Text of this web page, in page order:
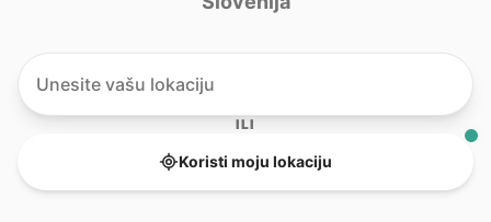
ILI
Koristi moju lokaciju